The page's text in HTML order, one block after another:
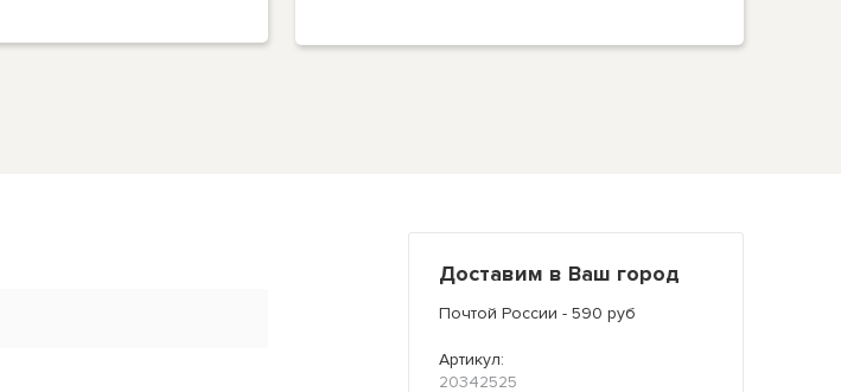
Доставим в Ваш город
Почтой России - 590 руб
Артикул:
20342525